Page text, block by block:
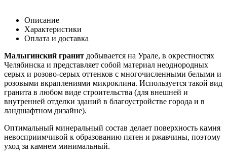
Описание
Характеристики
Оплата и доставка
Малыгинский гранит добывается на Урале, в окрестностях
Челябинска и представляет собой материал неоднородных
серых и розово-серых оттенков с многочисленными белыми и
розовыми вкраплениями микроклина. Используется такой вид
гранита в любом виде строительства (для внешней и
внутренней отделки зданий в благоустройстве города и в
ландшафтном дизайне).
Оптимальный минеральный состав делает поверхность камня
невосприимчивой к образованию пятен и ржавчины, поэтому
уход за камнем минимальный.